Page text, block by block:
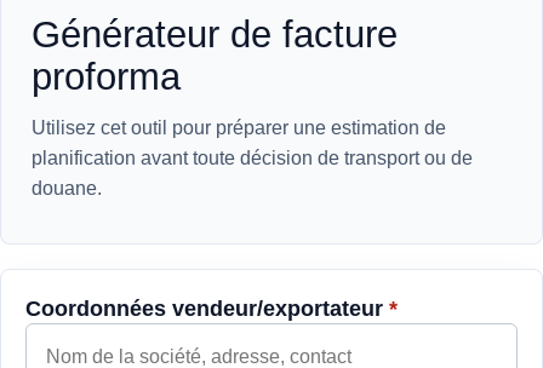
Générateur de facture
proforma
Utilisez cet outil pour préparer une estimation de
planification avant toute décision de transport ou de
douane.
Coordonnées vendeur/exportateur *